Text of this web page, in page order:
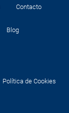
Contacto
Blog
Política de Cookies